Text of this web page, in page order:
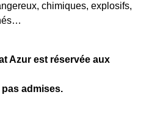
chimiques, explosifs,
Azur est réservée aux
pas admises.